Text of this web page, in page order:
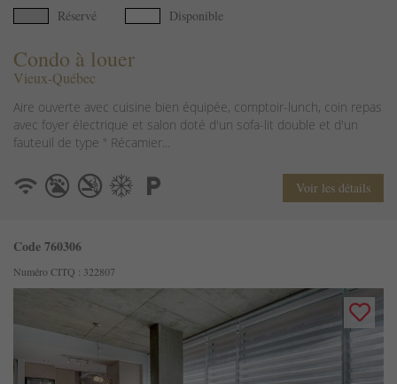
Réservé Disponible
Condo à louer
Vieux-Québec
Aire ouverte avec cuisine bien équipée, comptoir-lunch, coin repas
avec foyer électrique et salon doté d'un sofa-lit double et d'un
fauteuil de type " Récamier...
Voir les détails
Code 760306
Numéro CITQ : 322807